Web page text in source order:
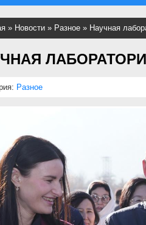
» Новости » Разное » Научная
Разное